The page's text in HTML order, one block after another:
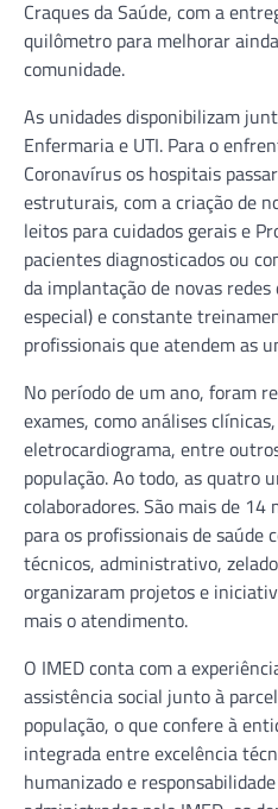
Craques da Saúde, com a
quilômetro para melhorar
comunidade.
As unidades disponibilizam
Enfermaria e UTI. Para o
Coronavírus os hospitais
estruturais, com a criação de
leitos para cuidados gerais e
pacientes diagnosticados ou
da implantação de novas redes
especial) e constante
profissionais que atendem as
No período de um ano, foram
exames, como análises
eletrocardiograma, entre
população. Ao todo, as quatro
colaboradores. São mais de
para os profissionais de saúde
técnicos, administrativo,
organizaram projetos e
mais o atendimento.
O IMED conta com a
assistência social junto à
população, o que confere à
integrada entre excelência
humanizado e